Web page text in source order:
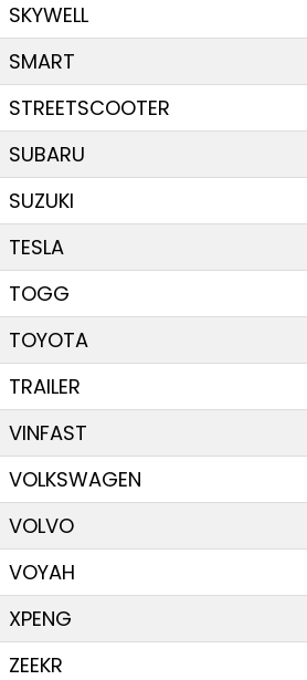
SKYWELL
SMART
STREETSCOOTER
SUBARU
SUZUKI
TESLA
TOGG
TOYOTA
TRAILER
VINFAST
VOLKSWAGEN
VOLVO
VOYAH
XPENG
ZEEKR